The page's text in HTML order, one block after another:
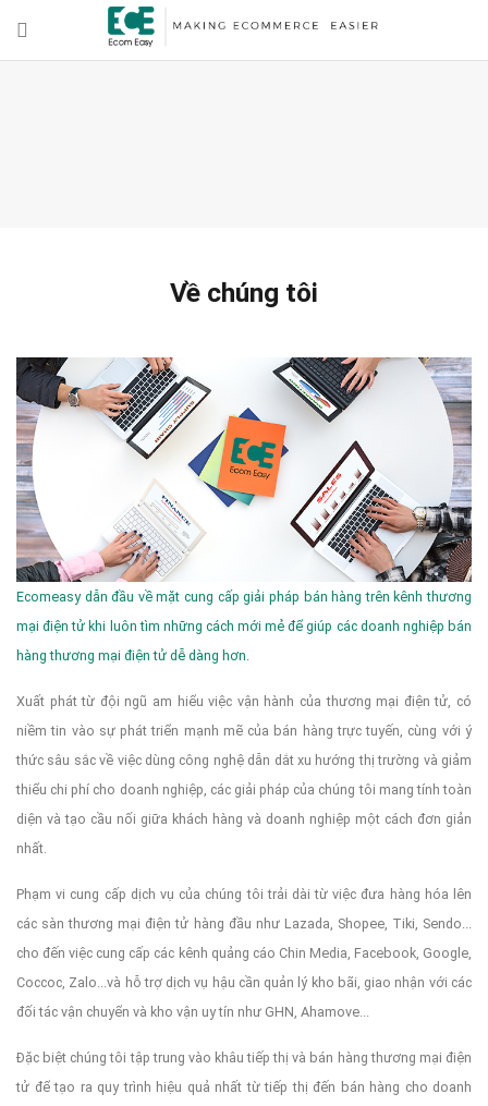
Về chúng tôi
Ecomeasy dẫn đầu về mặt cung cấp giải pháp bán hàng trên kênh thương
mại điện tử khi luôn tìm những cách mới mẻ để giúp các doanh nghiệp bán
hàng thương mại điện tử dễ dàng hơn.
Xuất phát từ đội ngũ am hiểu việc vận hành của thương mại điện tử, có
niềm tin vào sự phát triển mạnh mẽ của bán hàng trực tuyến, cùng với ý
thức sâu sắc về việc dùng công nghệ dẫn dắt xu hướng thị trường và giảm
thiểu chi phí cho doanh nghiệp, các giải pháp của chúng tôi mang tính toàn
diện và tạo cầu nối giữa khách hàng và doanh nghiệp một cách đơn giản
nhất.
Phạm vi cung cấp dịch vụ của chúng tôi trải dài từ việc đưa hàng hóa lên
các sàn thương mại điện tử hàng đầu như Lazada, Shopee, Tiki, Sendo...
cho đến việc cung cấp các kênh quảng cáo Chin Media, Facebook, Google,
Coccoc, Zalo...và hỗ trợ dịch vụ hậu cần quản lý kho bãi, giao nhận với các
đối tác vận chuyển và kho vận uy tín như GHN, Ahamove...
Đặc biệt chúng tôi tập trung vào khâu tiếp thị và bán hàng thương mại điện
tử để tạo ra quy trình hiệu quả nhất từ tiếp thị đến bán hàng cho doanh